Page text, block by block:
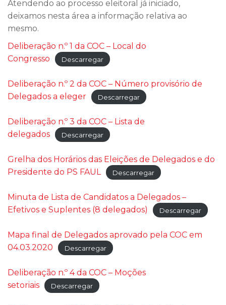
Atendendo ao processo eleitoral já iniciado,
deixamos nesta área a informação relativa ao
mesmo.
Deliberação n.º 1 da COC – Local do
Congresso
Descarregar
Deliberação n.º 2 da COC – Número provisório de
Delegados a eleger
Descarregar
Deliberação n.º 3 da COC – Lista de
delegados
Descarregar
Grelha dos Horários das Eleições de Delegados e do
Presidente do PS FAUL
Descarregar
Minuta de Lista de Candidatos a Delegados –
Efetivos e Suplentes (8 delegados)
Descarregar
Mapa final de Delegados aprovado pela COC em
04.03.2020
Descarregar
Deliberação n.º 4 da COC – Moções
setoriais
Descarregar